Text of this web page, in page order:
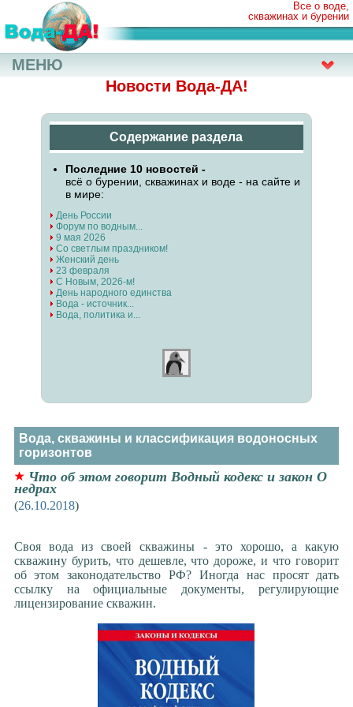
Все о воде,
скважинах и бурении
Новости Вода-ДА!
Содержание раздела
Последние 10 новостей -
всё о бурении, скважинах и воде - на сайте и
в мире:
День России
Форум по водным...
9 мая 2026
Со светлым праздником!
Женский день
23 февраля
С Новым, 2026-м!
День народного единства
Вода - источник...
Вода, политика и...
Вода, скважины и классификация водоносных
горизонтов
Что об этом говорит Водный кодекс и закон О
недрах
(26.10.2018)
Своя вода из своей скважины - это хорошо, а какую
скважину бурить, что дешевле, что дороже, и что говорит
об этом законодательство РФ? Иногда нас просят дать
ссылку на официальные документы, регулирующие
лицензирование скважин.
МЕНЮ